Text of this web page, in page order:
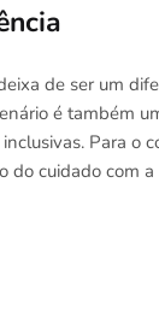
de ser um
é também
Para o
cuidado com